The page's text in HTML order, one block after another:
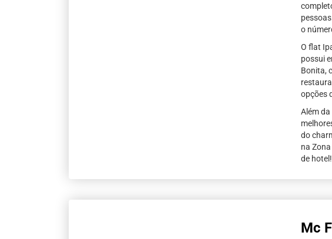
o
O flat
possui
Bonita,
opções
Além
do
na
de hotel!
Mc